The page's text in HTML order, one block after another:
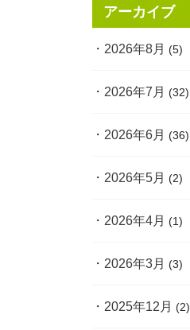
アーカイブ
2026年8月 (5)
2026年7月 (32)
2026年6月 (36)
2026年5月 (2)
2026年4月 (1)
2026年3月 (3)
2025年12月 (2)